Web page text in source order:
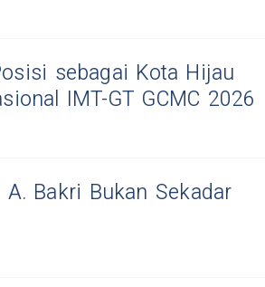
sebagai Kota Hijau
IMT-GT GCMC 2026
Bakri Bukan Sekadar